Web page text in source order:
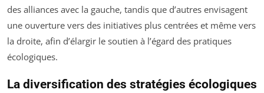
des alliances avec la gauche, tandis que d’autres envisagent
une ouverture vers des initiatives plus centrées et même vers
la droite, afin d’élargir le soutien à l’égard des pratiques
écologiques.
La diversification des stratégies écologiques